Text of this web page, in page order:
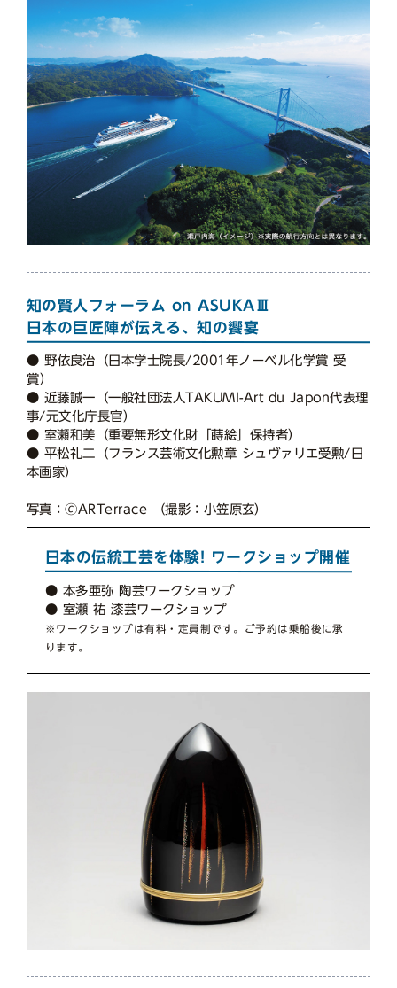
知の賢人フォーラム on ASUKAⅢ
日本の巨匠陣が伝える、知の饗宴
● 野依良治（日本学士院長/2001年ノーベル化学賞 受
賞）
● 近藤誠一（一般社団法人TAKUMI-Art du Japon代表理
事/元文化庁長官）
● 室瀬和美（重要無形文化財「蒔絵」保持者）
● 平松礼二（フランス芸術文化勲章 シュヴァリエ受勲/日
本画家）
写真：🄫ARTerrace （撮影：小笠原玄）
日本の伝統工芸を体験! ワークショップ開催
● 本多亜弥 陶芸ワークショップ
● 室瀬 祐 漆芸ワークショップ
※ワークショップは有料・定員制です。ご予約は乗船後に承
ります。